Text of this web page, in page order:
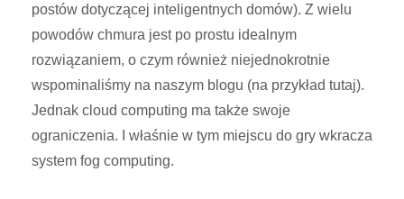
postów dotyczącej inteligentnych domów). Z wielu
powodów chmura jest po prostu idealnym
rozwiązaniem, o czym również niejednokrotnie
wspominaliśmy na naszym blogu (na przykład tutaj).
Jednak cloud computing ma także swoje
ograniczenia. I właśnie w tym miejscu do gry wkracza
system fog computing.